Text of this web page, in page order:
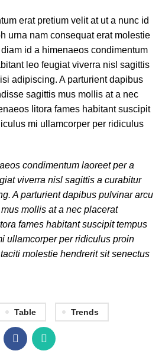
erat pretium velit at ut a nunc id
urna nam consequat erat molestie
id a himenaeos condimentum
leo feugiat viverra nisl sagittis
adipiscing. A parturient dapibus
sagittis mus mollis at a nec
litora fames habitant suscipit
mi ullamcorper per ridiculus
condimentum laoreet per a
viverra nisl sagittis a curabitur
A parturient dapibus pulvinar arcu
mollis at a nec placerat
fames habitant suscipit tempus
ullamcorper per ridiculus proin
molestie hendrerit sit senectus
Table Trends